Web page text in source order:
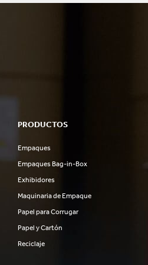
PRODUCTOS
Empaques
Empaques Bag-in-Box
Exhibidores
Maquinaria de Empaque
Papel para Corrugar
Papel y Cartón
Reciclaje